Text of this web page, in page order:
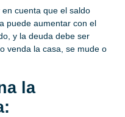
cuenta que el saldo
puede aumentar con el
y la deuda debe ser
venda la casa, se mude o
la